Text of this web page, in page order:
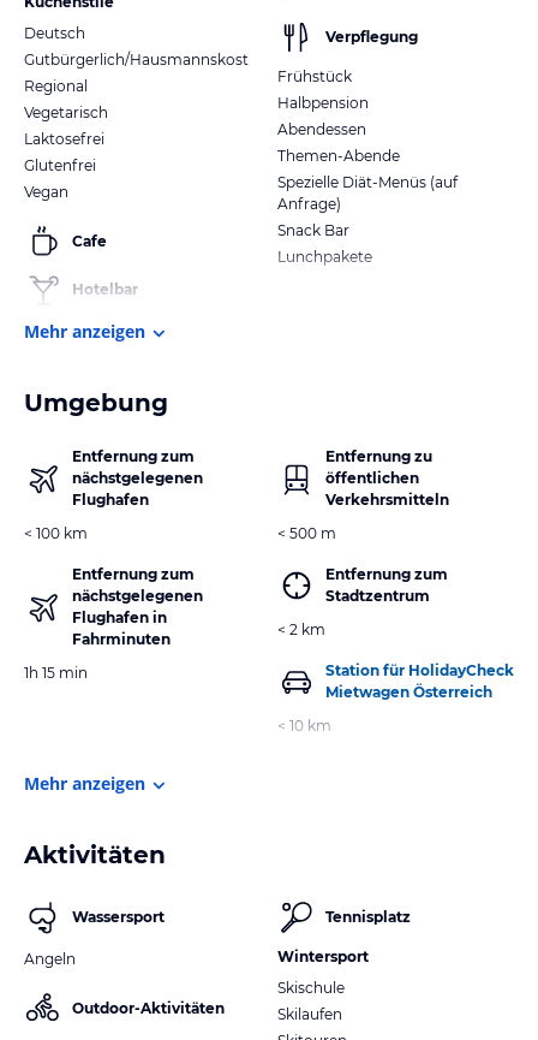
Deutsch
Gutbürgerlich/Hausmannskost
Regional
Vegetarisch
Laktosefrei
Glutenfrei
Vegan
Cafe
Hotelbar
Verpflegung
Frühstück
Halbpension
Abendessen
Themen-Abende
Spezielle Diät-Menüs (auf
Anfrage)
Snack Bar
Lunchpakete
Mehr anzeigen
Umgebung
Entfernung zum
nächstgelegenen
Flughafen
< 100 km
Entfernung zum
nächstgelegenen
Flughafen in
Fahrminuten
1h 15 min
Entfernung zu
öffentlichen
Verkehrsmitteln
< 500 m
Entfernung zum
Stadtzentrum
< 2 km
Station für HolidayCheck
Mietwagen Österreich
< 10 km
Mehr anzeigen
Aktivitäten
Wassersport
Angeln
Outdoor-Aktivitäten
Tennisplatz
Wintersport
Skischule
Skilaufen